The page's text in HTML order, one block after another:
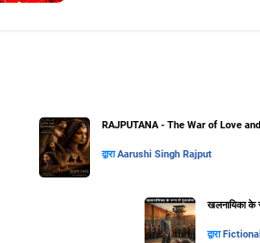
RAJPUTANA - The War of Love
द्वाराAarushi Singh Rajput
खलनायिका के
द्वारा